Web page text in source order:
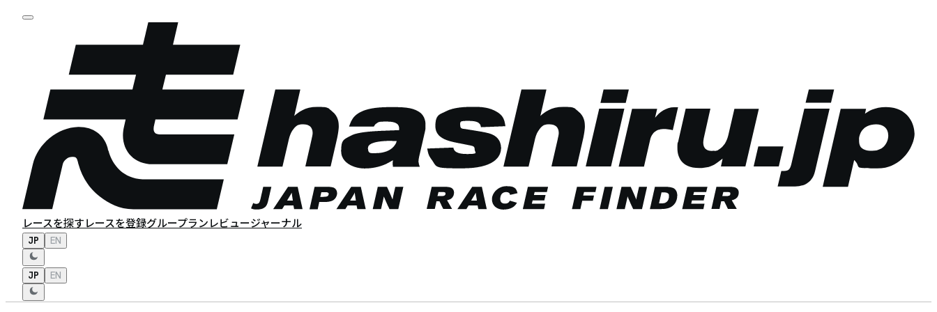
レースを探すレースを登録グループランレビュージャーナル
JP EN
JP EN